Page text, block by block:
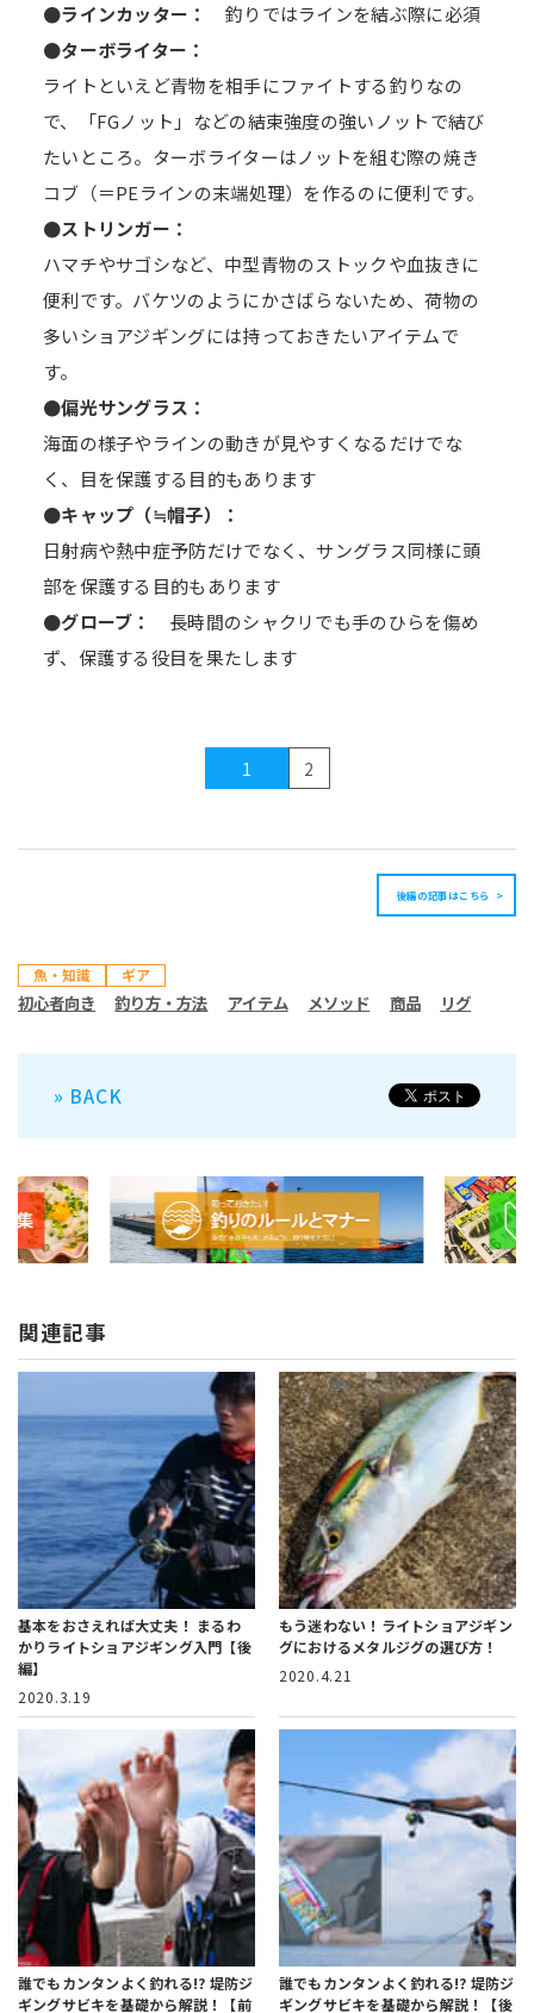
●ラインカッター：
釣りではラインを結ぶ際に必須
●ターボライター：
ライトといえど青物を相手にファイトする釣りなの
で、「FGノット」などの結束強度の強いノットで結び
たいところ。ターボライターはノットを組む際の焼き
コブ（＝PEラインの末端処理）を作るのに便利です。
●ストリンガー：
ハマチやサゴシなど、中型青物のストックや血抜きに
便利です。バケツのようにかさばらないため、荷物の
多いショアジギングには持っておきたいアイテムで
す。
●偏光サングラス：
海面の様子やラインの動きが見やすくなるだけでな
く、目を保護する目的もあります
●キャップ（≒帽子）：
日射病や熱中症予防だけでなく、サングラス同様に頭
部を保護する目的もあります
●グローブ：
長時間のシャクリでも手のひらを傷め
ず、保護する役目を果たします
1 2
後編の記事はこちら
魚・知識 ギア
初心者向き 釣り方・方法 アイテム メソッド 商品 リグ
» BACK
関連記事
基本をおさえれば大丈夫！ まるわ
かりライトショアジギング入門【後
編】
2020.3.19
もう迷わない！ ライトショアジギン
グにおけるメタルジグの選び方！
2020.4.21
誰でもカンタンよく釣れる!? 堤防ジ
ギングサビキを基礎から解説！【前
誰でもカンタンよく釣れる!? 堤防ジ
ギングサビキを基礎から解説！【後